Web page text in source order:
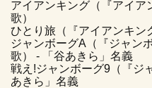
アイアンキング（『アイア
歌）
ひとり旅（『アイアンキン
ジャンボーグA（『ジャン
歌） - 「谷あきら」名義
戦え!ジャンボーグ9（『ジ
あきら」名義